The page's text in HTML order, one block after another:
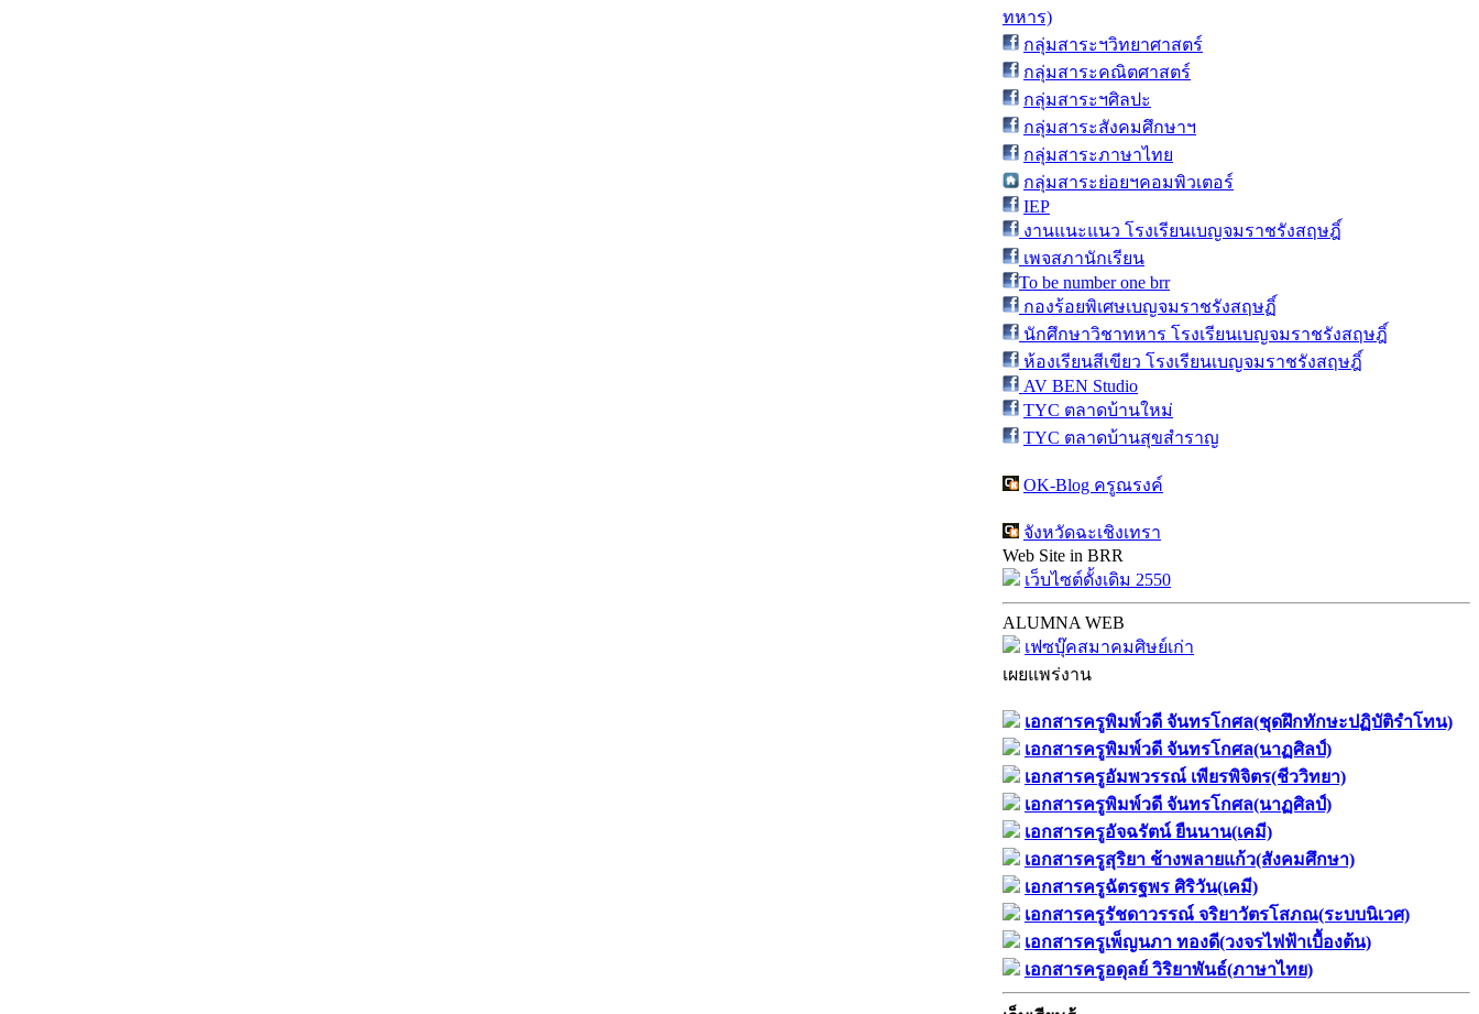
ทหาร)
กลุ่มสาระฯวิทยาศาสตร์
กลุ่มสาระคณิตศาสตร์
กลุ่มสาระฯศิลปะ
กลุ่มสาระสังคมศึกษาฯ
กลุ่มสาระภาษาไทย
กลุ่มสาระย่อยฯคอมพิวเตอร์
IEP
งานแนะแนว โรงเรียนเบญจมราชรังสฤษฎิ์
เพจสภานักเรียน
To be number one brr
กองร้อยพิเศษเบญจมราชรังสฤษฏิ์
นักศึกษาวิชาทหาร โรงเรียนเบญจมราชรังสฤษฎิ์
ห้องเรียนสีเขียว โรงเรียนเบญจมราชรังสฤษฎิ์
AV BEN Studio
TYC ตลาดบ้านใหม่
TYC ตลาดบ้านสุขสำราญ
OK-Blog ครูณรงค์
จังหวัดฉะเชิงเทรา
Web Site in BRR
เว็บไซต์ดั้งเดิม 2550
ALUMNA WEB
เฟซบุ๊คสมาคมศิษย์เก่า
เผยแพร่งาน
เอกสารครูพิมพ์วดี จันทรโกศล(ชุดฝึกทักษะปฏิบัติรำโทน)
เอกสารครูพิมพ์วดี จันทรโกศล(นาฏศิลป์)
เอกสารครูอัมพวรรณ์ เพียรพิจิตร(ชีววิทยา)
เอกสารครูพิมพ์วดี จันทรโกศล(นาฏศิลป์)
เอกสารครูอัจฉรัตน์ ยืนนาน(เคมี)
เอกสารครูสุริยา ช้างพลายแก้ว(สังคมศึกษา)
เอกสารครูฉัตรฐพร ศิริวัน(เคมี)
เอกสารครูรัชดาวรรณ์ จริยาวัตรโสภณ(ระบบนิเวศ)
เอกสารครูเพ็ญนภา ทองดี(วงจรไฟฟ้าเบื้องต้น)
เอกสารครูอดุลย์ วิริยาพันธ์(ภาษาไทย)